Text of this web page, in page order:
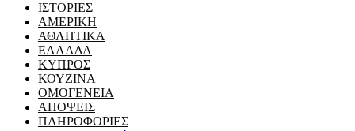
ΙΣΤΟΡΙΕΣ
ΑΜΕΡΙΚΗ
ΑΘΛΗΤΙΚΑ
ΕΛΛΑΔΑ
ΚΥΠΡΟΣ
ΚΟΥΖΙΝΑ
ΟΜΟΓΕΝΕΙΑ
ΑΠΟΨΕΙΣ
ΠΛΗΡΟΦΟΡΙΕΣ